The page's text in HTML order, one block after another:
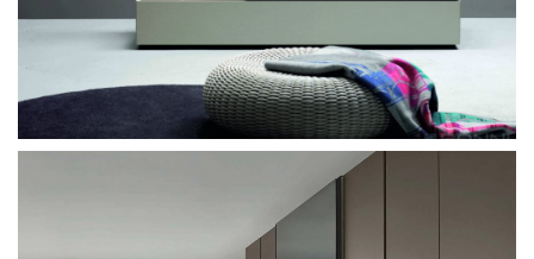
Sangiacomo Diagonal